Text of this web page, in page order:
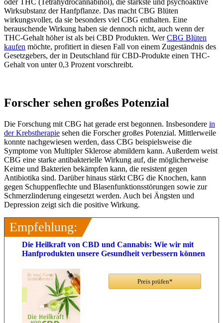
oder THC (Tetrahydrocannabinol), die stärkste und psychoaktive
Wirksubstanz der Hanfpflanze. Das macht CBG Blüten
wirkungsvoller, da sie besonders viel CBG enthalten. Eine
berauschende Wirkung haben sie dennoch nicht, auch wenn der
THC-Gehalt höher ist als bei CBD Produkten. WerCBG Blüten
kaufen möchte, profitiert in diesen Fall von einem Zugeständnis des
Gesetzgebers, der in Deutschland für CBD-Produkte einen THC-
Gehalt von unter 0,3 Prozent vorschreibt.
Forscher sehen großes Potenzial
Die Forschung mit CBG hat gerade erst begonnen. Insbesondere in
der Krebstherapie sehen die Forscher großes Potenzial. Mittlerweile
konnte nachgewiesen werden, dass CBG beispielsweise die
Symptome von Multipler Sklerose abmildern kann. Außerdem weist
CBG eine starke antibakterielle Wirkung auf, die möglicherweise
Keime und Bakterien bekämpfen kann, die resistent gegen
Antibiotika sind. Darüber hinaus stärkt CBG die Knochen, kann
gegen Schuppenflechte und Blasenfunktionsstörungen sowie zur
Schmerzlinderung eingesetzt werden. Auch bei Ängsten und
Depression zeigt sich die positive Wirkung.
Empfehlung:
Die Heilkraft von CBD und Cannabis: Wie wir mit
Hanfprodukten unsere Gesundheit verbessern können
Preis prüfen*